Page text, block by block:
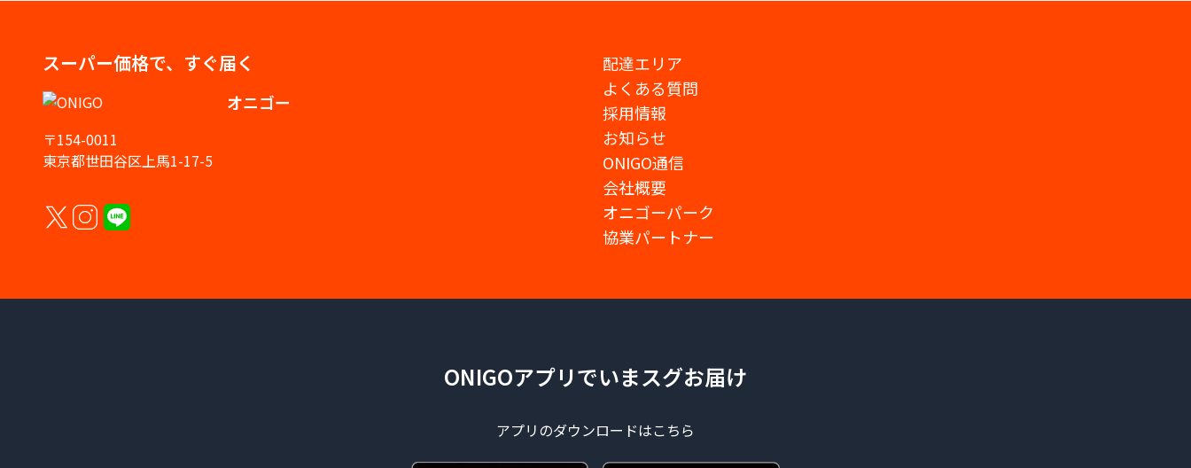
スーパー価格で、すぐ届く
オニゴー
〒154-0011
東京都世田谷区上馬1-17-5
配達エリア
よくある質問
採用情報
お知らせ
ONIGO通信
会社概要
オニゴーパーク
協業パートナー
ONIGOアプリでいまスグお届け
アプリのダウンロードはこちら